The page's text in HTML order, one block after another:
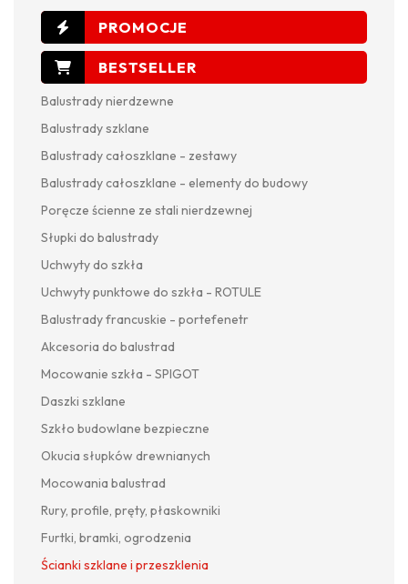
Balustrady nierdzewne
Balustrady szklane
Balustrady całoszklane - zestawy
Balustrady całoszklane - elementy do budowy
Poręcze ścienne ze stali nierdzewnej
Słupki do balustrady
Uchwyty do szkła
Uchwyty punktowe do szkła - ROTULE
Balustrady francuskie - portefenetr
Akcesoria do balustrad
Mocowanie szkła - SPIGOT
Daszki szklane
Szkło budowlane bezpieczne
Okucia słupków drewnianych
Mocowania balustrad
Rury, profile, pręty, płaskowniki
Furtki, bramki, ogrodzenia
Ścianki szklane i przeszklenia